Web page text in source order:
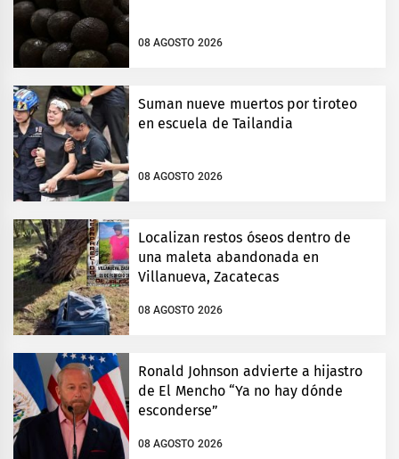
08 AGOSTO 2026
Suman nueve muertos por tiroteo
en escuela de Tailandia
08 AGOSTO 2026
Localizan restos óseos dentro de
una maleta abandonada en
Villanueva, Zacatecas
08 AGOSTO 2026
Ronald Johnson advierte a hijastro
de El Mencho “Ya no hay dónde
esconderse”
08 AGOSTO 2026